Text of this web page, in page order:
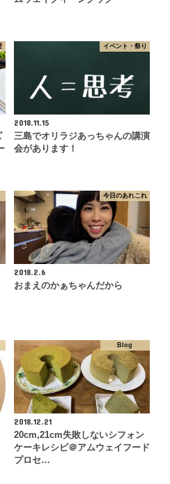
イベント・祭り
2018.11.15
三島でオリラジあっちゃんの講演
会があります！
今日のあれこれ
2018.2.6
おまえのかぁちゃんだから
Blog
2018.12.21
20cm,21cm失敗しないシフォン
ケーキレシピ＠アムウェイフード
プロセ…